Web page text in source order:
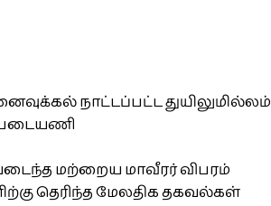
நாட்டப்பட்ட துயிலுமில்லம்
படையணி
மற்றைய மாவீரர் விபரம்
தெரிந்த மேலதிக தகவல்கள்